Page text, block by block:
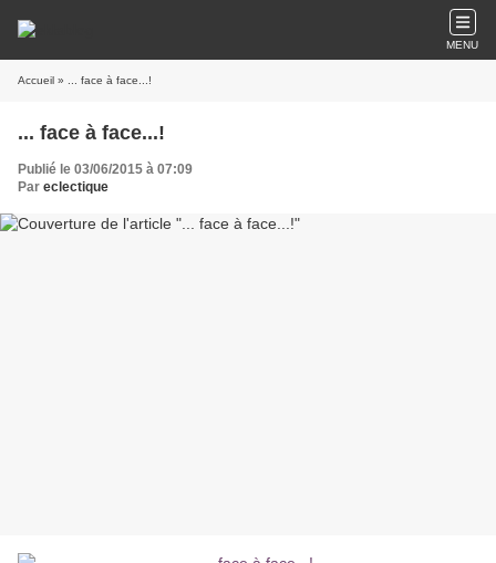
MENU
Accueil » ... face à face...!
... face à face...!
Publié le 03/06/2015 à 07:09
Par eclectique